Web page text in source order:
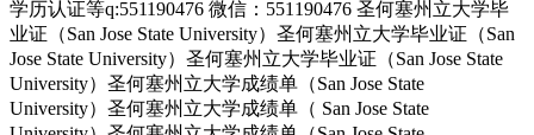
学历认证等q:551190476 微信：551190476 圣何塞州立大学毕
业证（San Jose State University）圣何塞州立大学毕业证（San
Jose State University）圣何塞州立大学毕业证（San Jose State
University）圣何塞州立大学成绩单（San Jose State
University）圣何塞州立大学成绩单（ San Jose State